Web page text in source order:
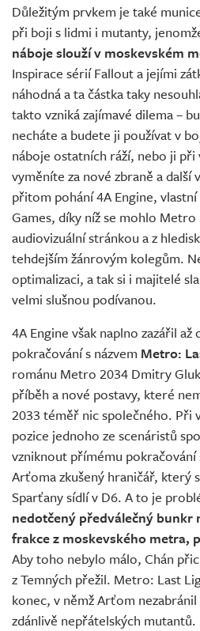
Důležitým prvkem je také
při boji s lidmi i mutanty,
náboje slouží v moskevském
Inspirace sérií Fallout a jejími
náhodná a ta částka taky
takto vzniká zajímavé dilema –
necháte a budete ji používat v
náboje ostatních ráží, nebo ji
vyměníte za nové zbraně a další
přitom pohání 4A Engine,
Games, díky níž se mohlo
audiovizuální stránkou a z
tehdejším žánrovým kolegům.
optimalizaci, a tak si i majitelé
velmi slušnou podívanou.
4A Engine však naplno zazářil
pokračování s názvem Metro:
románu Metro 2034 Dmitry
příběh a nové postavy, které
2033 téměř nic společného. Při
pozice jednoho ze scenáristů
vzniknout přímému
Arťoma zkušený hraničář, který
Sparťany sídlí v D6. A to je
nedotčený předválečný bunkr
frakce z moskevského metra,
Aby toho nebylo málo, Chán
z Temných přežil. Metro: Last
konec, v němž Arťom
zdánlivě nepřátelských mutantů.